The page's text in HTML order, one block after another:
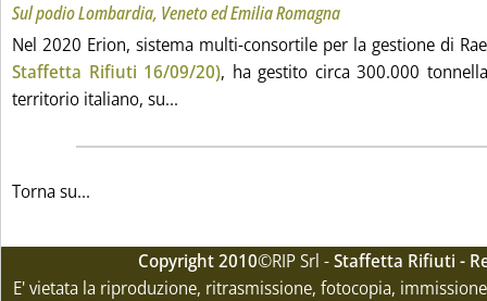
Sul podio Lombardia, Veneto ed Emilia Romagna
Nel 2020 Erion, sistema multi-consortile per la gestione di
Staffetta Rifiuti 16/09/20), ha gestito circa 300.000
territorio italiano, su...
Torna su...
Copyright 2010©RIP Srl -Staffetta Rifiuti -
E' vietata la riproduzione, ritrasmissione, fotocopia,